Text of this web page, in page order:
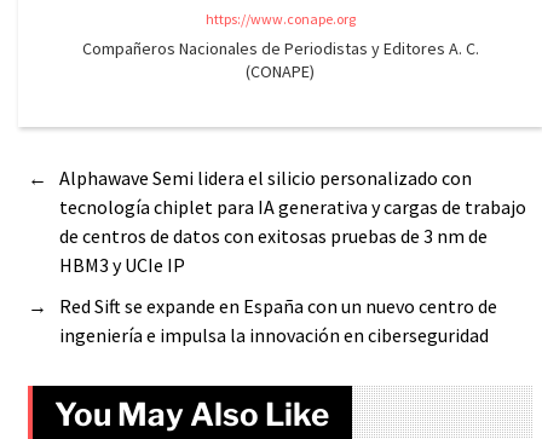
https://www.conape.org
Compañeros Nacionales de Periodistas y Editores A. C.
(CONAPE)
←
Alphawave Semi lidera el silicio personalizado con
tecnología chiplet para IA generativa y cargas de trabajo
de centros de datos con exitosas pruebas de 3 nm de
HBM3 y UCIe IP
→
Red Sift se expande en España con un nuevo centro de
ingeniería e impulsa la innovación en ciberseguridad
You May Also Like